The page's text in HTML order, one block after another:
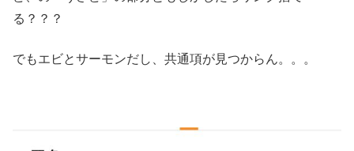
る？？？
でもエビとサーモンだし、共通項が見つからん。。。